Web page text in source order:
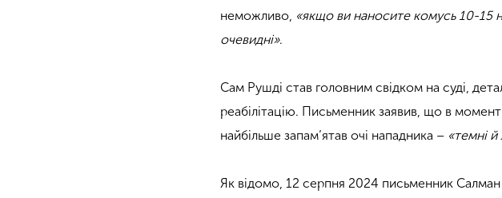
неможливо, «якщо ви наносите комусь 10-15
очевидні».
Сам Рушді став головним свідком на суді,
реабілітацію. Письменник заявив, що в
найбільше запам’ятав очі нападника – «темні й
Як відомо, 12 серпня 2024 письменник